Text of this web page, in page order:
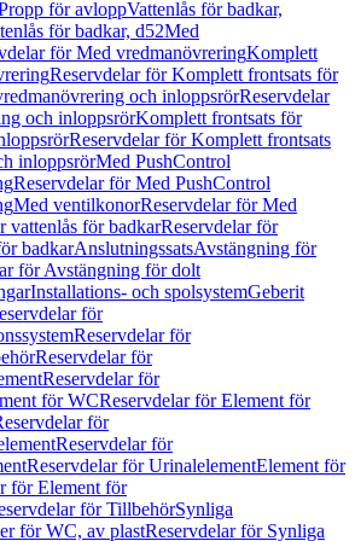
för avloppVattenlås för badkar,
för badkar, d52Med
för Med vredmanövreringKomplett
Reservdelar för Komplett frontsats för
och inloppsrörReservdelar
och inloppsrörKomplett frontsats för
Reservdelar för Komplett frontsats
inloppsrörMed PushControl
Reservdelar för Med PushControl
Med ventilkonorReservdelar för Med
vattenlås för badkarReservdelar för
badkarAnslutningssatsAvstängning för
för Avstängning för dolt
Installations- och spolsystemGeberit
för
Reservdelar för
Reservdelar för
Reservdelar för
för WCReservdelar för Element för
för
Reservdelar för
Reservdelar för UrinalelementElement för
för Element för
för TillbehörSynliga
för WC, av plastReservdelar för Synliga